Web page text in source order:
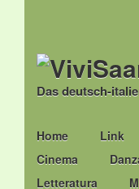
Das deutsch-
Main menu
Skip
to
content
Home Link
Cinema
Letteratura